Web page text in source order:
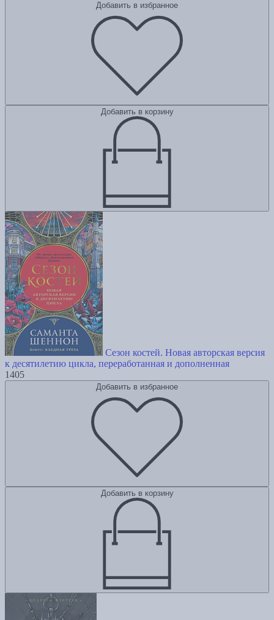
Добавить в избранное
Добавить в корзину
Сезон костей. Новая авторская версия
к десятилетию цикла, переработанная и дополненная
1405
Добавить в избранное
Добавить в корзину